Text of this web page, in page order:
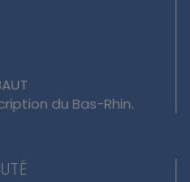
du Bas-Rhin.